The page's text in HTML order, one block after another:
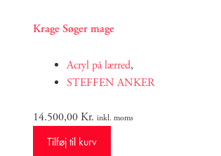
Krage Søger mage
Acryl på lærred,
STEFFEN ANKER
14.500,00Kr. inkl. moms
Tilføj til kurv